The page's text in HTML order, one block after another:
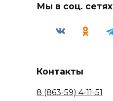
Мы в соц. сетях
Контакты
8 (863-59) 4-11-51